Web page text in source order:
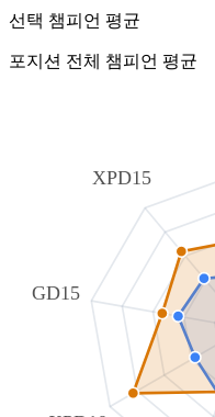
선택 챔피언 평균
포지션 전체 챔피언 평균
GD15
XPD15